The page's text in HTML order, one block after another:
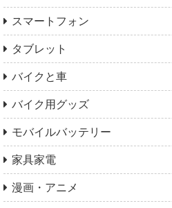
スマートフォン
タブレット
バイクと車
バイク用グッズ
モバイルバッテリー
家具家電
漫画・アニメ